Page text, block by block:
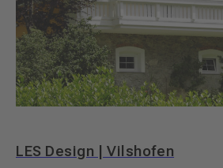
LES Design | Vilshofen